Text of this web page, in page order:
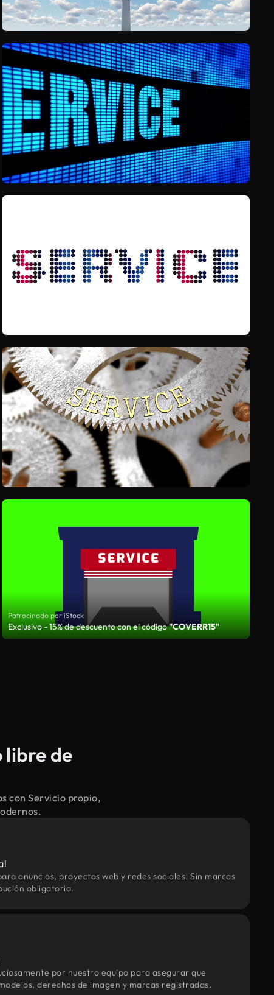
Patrocinado por iStock
Exclusivo - 15% de descuento con el código"COVERR15"
libre de
con Servicio propio,
anuncios, proyectos web y redes sociales. Sin marcas
obligatoria.
por nuestro equipo para asegurar que
derechos de imagen y marcas registradas.